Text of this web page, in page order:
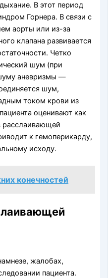
В этот период
Горнера. В связи с
аорты или из-за
клапана развивается
Четко
шум (при
аневризмы —
шум,
током крови из
оценивают как
расслаивающей
к гемоперикарду,
исходу.
конечностей
жалобах,
пациента.